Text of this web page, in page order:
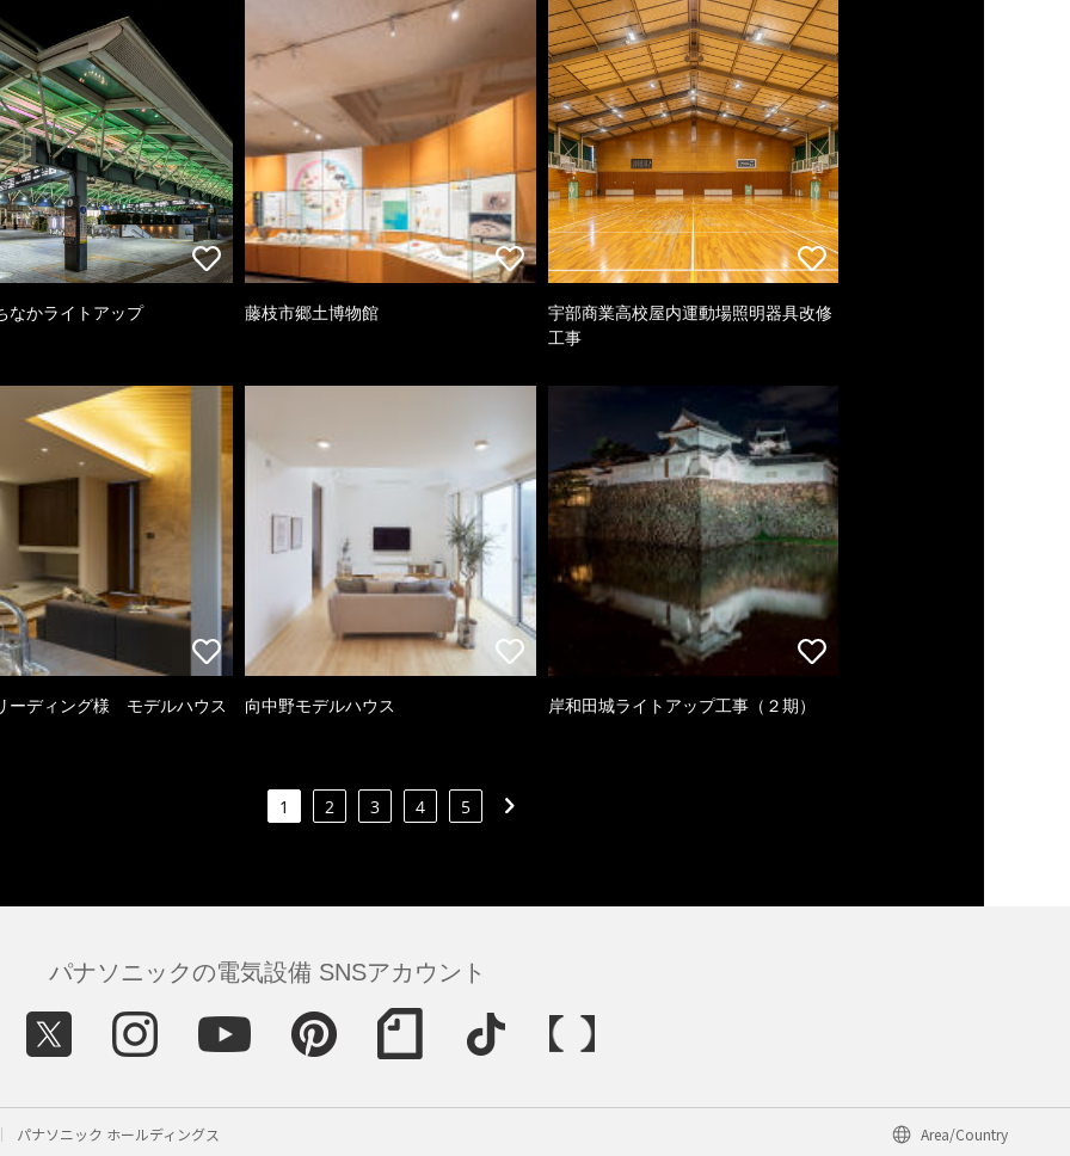
なかライトアップ 藤枝市郷土博物館
宇部商業高校屋内運動場照明器具改修
工事
ーディング様 モデルハウス 向中野モデルハウス 岸和田城ライトアップ工事（２期）
1 2 3 4 5
パナソニックの電気設備 SNSアカウント
パナソニック ホールディングス Area/Country